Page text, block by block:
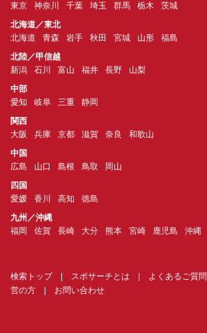
東京
神奈川 千葉 埼玉 群馬 栃木
茨城
北海道／東北
北海道
青森 岩手 秋田 宮城 山形
福島
北陸／甲信越
新潟
石川 富山 福井 長野
山梨
中部
愛知
岐阜 三重
静岡
関西
大阪
兵庫 京都 滋賀 奈良
和歌山
中国
広島
山口 島根 鳥取
岡山
四国
愛媛
香川 高知
徳島
九州／沖縄
福岡
佐賀 長崎 大分 熊本 宮崎 鹿児島 沖縄
検索トップ| スポサーチとは よくあるご質問
営の方
お問い合わせ